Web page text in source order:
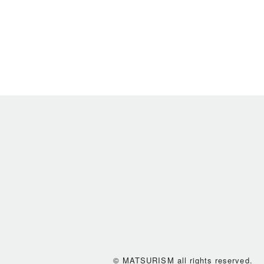
© MATSURISM all rights reserved.